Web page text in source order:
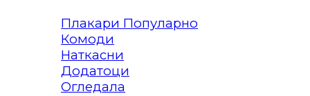
Плакари
Комоди
Наткасни
Додатоци
Огледала